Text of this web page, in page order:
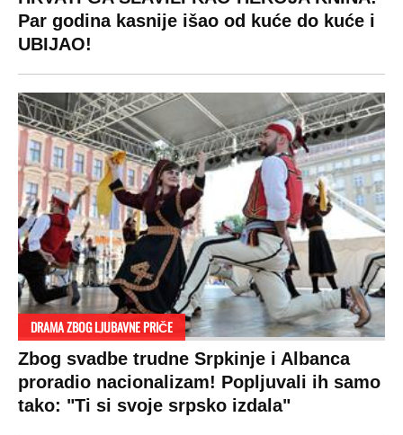
Par godina kasnije išao od kuće do kuće i
UBIJAO!
DRAMA ZBOG LJUBAVNE PRIČE
Zbog svadbe trudne Srpkinje i Albanca
proradio nacionalizam! Popljuvali ih samo
tako: "Ti si svoje srpsko izdala"